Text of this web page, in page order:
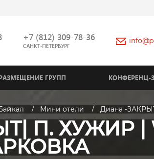
+7 (812) 309-78-36
САНКТ-ПЕТЕРБУРГ
ГРУПП КОНФЕРЕНЦ-
Мини отели Диана -
П. ХУЖИР |